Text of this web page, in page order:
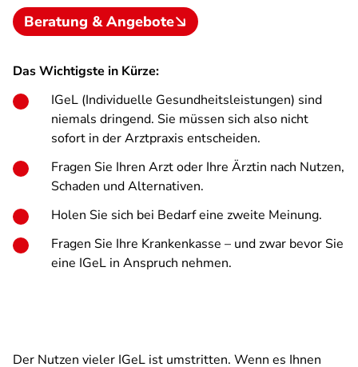
Beratung & Angebote
Das Wichtigste in Kürze:
IGeL (Individuelle Gesundheitsleistungen) sind
niemals dringend. Sie müssen sich also nicht
sofort in der Arztpraxis entscheiden.
Fragen Sie Ihren Arzt oder Ihre Ärztin nach Nutzen,
Schaden und Alternativen.
Holen Sie sich bei Bedarf eine zweite Meinung.
Fragen Sie Ihre Krankenkasse – und zwar bevor Sie
eine IGeL in Anspruch nehmen.
Der Nutzen vieler IGeL ist umstritten. Wenn es Ihnen